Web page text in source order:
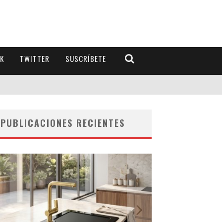
TWITTER SUSCRÍBETE
PUBLICACIONES RECIENTES